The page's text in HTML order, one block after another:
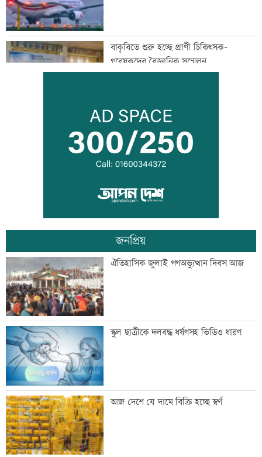
বাকৃবিতে শুরু হচ্ছে প্রাণী চিকিৎসক-
গবেষকদের বৈজ্ঞানিক সম্মেলন
বন্দরে বিস্ফোরণে একই পরিবারের ৩ জন দগ্ধ
পাঁচ আর্থিক প্রতিষ্ঠান বন্ধের অনুমোদন,
রোববার প্রশাসক নিয়োগ
ঢাকা-ময়মনসিংহ রেল যোগাযোগ স্বাভাবিক
সিঙ্গাপুর থেকে এক কার্গো এলএনজি কিনবে
সরকার
মান্দায় ২৯৬ বোতলসহ দুই মাদক কারবারি
আটক
জনপ্রিয়
ঐতিহাসিক জুলাই গণঅভ্যুত্থান দিবস আজ
স্কুল ছাত্রীকে দলবদ্ধ ধর্ষণসহ ভিডিও ধারণ
আজ দেশে যে দামে বিক্রি হচ্ছে স্বর্ণ